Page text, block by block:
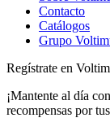
Contacto
Catálogos
Grupo
Regístrate en
¡Mantente al día
recompensas por